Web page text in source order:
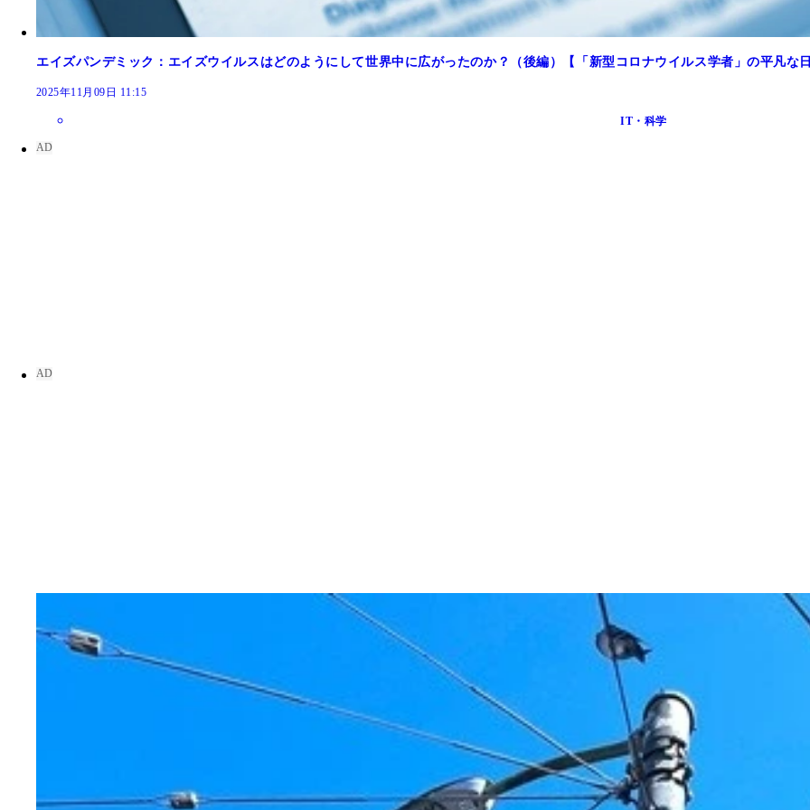
エイズパンデミック：エイズウイルスはどのようにして世界中に広がったのか？（後編）【「新型コロナウイルス学者」の平凡な
2025年11月09日 11:15
IT・科学